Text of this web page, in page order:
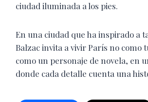
ciudad iluminada a los pies.
En una ciudad que ha inspirado a
Balzac invita a vivir París no como
como un personaje de novela, en
donde cada detalle cuenta una